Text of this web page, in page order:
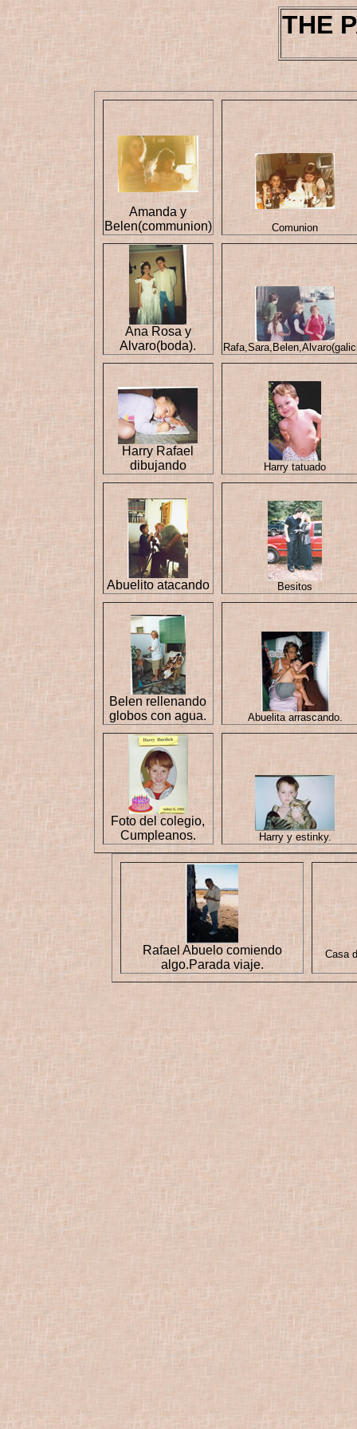
THE
Amanda y
Belen(communion)
Comunion
Ana Rosa y
Alvaro(boda).
Harry Rafael
dibujando
Harry tatuado
Abuelito atacando Besitos
Belen rellenando
globos con agua.
Abuelita arrascando.
Foto del colegio,
Cumpleanos.
Harry y estinky.
Rafael Abuelo comiendo
algo.Parada viaje.
Casa